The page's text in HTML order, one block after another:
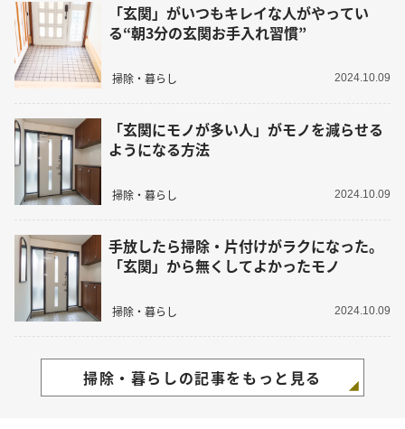
「玄関」がいつもキレイな人がやってい
る“朝3分の玄関お手入れ習慣”
掃除・暮らし 2024.10.09
「玄関にモノが多い人」がモノを減らせる
ようになる方法
掃除・暮らし 2024.10.09
手放したら掃除・片付けがラクになった。
「玄関」から無くしてよかったモノ
掃除・暮らし 2024.10.09
掃除・暮らしの記事をもっと見る